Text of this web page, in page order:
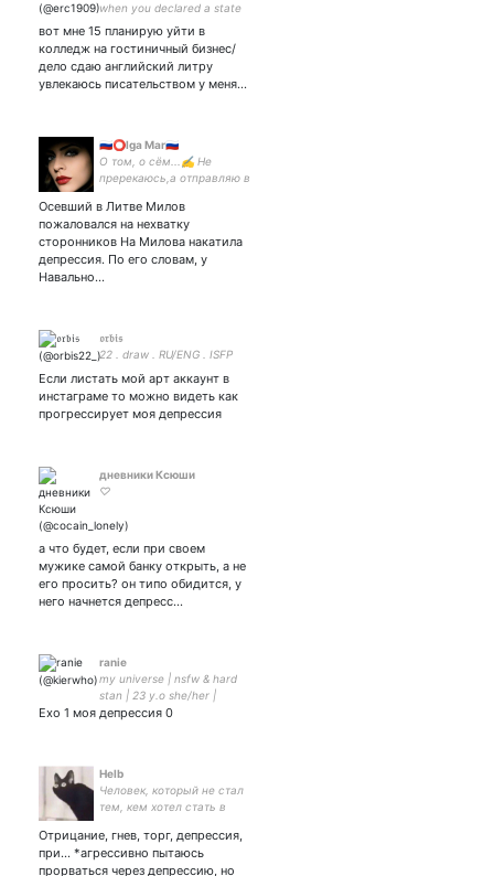
when you declared a state
of war | 172/63, max 69, min
вот мне 15 планирую уйти в
колледж на гостиничный бизнес/
дело сдаю английский литру
увлекаюсь писательством у меня…
🇷🇺⭕lga Mar🇷🇺
О том, о сём...✍ Не
пререкаюсь,а отправляю в
иностранцев.#NO_DM
#ЗаРоссию 🇷🇺 #ЗаПутинa
Цитирую свежую инфу из
телеги ©
Осевший в Литве Милов
пожаловался на нехватку
сторонников На Милова накатила
депрессия. По его словам, у
Навально…
𝔬𝔯𝔟𝔦𝔰
22 . draw . RU/ENG . ISFP
Если листать мой арт аккаунт в
инстаграме то можно видеть как
прогрессирует моя депрессия
дневники Ксюши
♡
а что будет, если при своем
мужике самой банку открыть, а не
его просить? он типо обидится, у
него начнется депресс…
ranie
my universe | nsfw & hard
stan | 23 y.o she/her |
missing exo & got7 24/7
Ехо 1 моя депрессия 0
Helb
Человек, который не стал
тем, кем хотел стать в
Отрицание, гнев, торг, депрессия,
при... *агрессивно пытаюсь
прорваться через депрессию, но